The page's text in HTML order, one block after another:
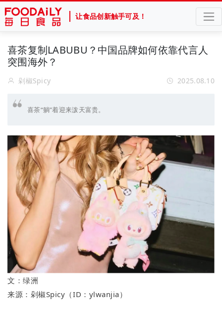
让食品创新触手可及！
喜茶复制LABUBU？中国品牌如何依靠代言人
突围海外？
剁椒Spicy 2025.08.10
喜茶“躺”着迎来泼天富贵。
文：绿洲
来源：剁椒Spicy（ID：ylwanjia）